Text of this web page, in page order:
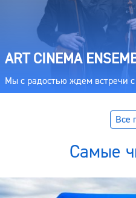
ART CINEMA
Мы с радостью ждем встречи
Все
Самые